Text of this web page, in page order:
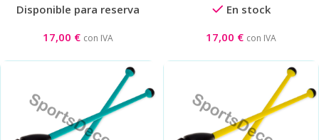
Disponible para reserva
17,00 € con IVA
En stock
17,00 € con IVA